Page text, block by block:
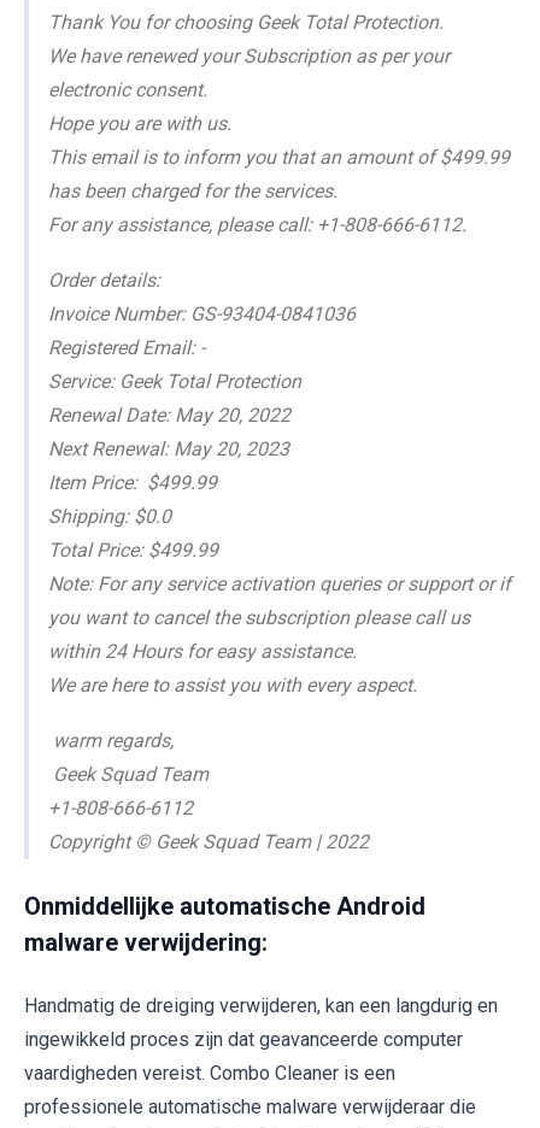
Thank You for choosing Geek Total Protection.
We have renewed your Subscription as per your
electronic consent.
Hope you are with us.
This email is to inform you that an amount of $499.99
has been charged for the services.
For any assistance, please call: +1-808-666-6112.
Order details:
Invoice Number: GS-93404-0841036
Registered Email: -
Service: Geek Total Protection
Renewal Date: May 20, 2022
Next Renewal: May 20, 2023
Item Price: $499.99
Shipping: $0.0
Total Price: $499.99
Note: For any service activation queries or support or if
you want to cancel the subscription please call us
within 24 Hours for easy assistance.
We are here to assist you with every aspect.
warm regards,
Geek Squad Team
+1-808-666-6112
Copyright © Geek Squad Team | 2022
Onmiddellijke automatische Android
malware verwijdering:
Handmatig de dreiging verwijderen, kan een langdurig en
ingewikkeld proces zijn dat geavanceerde computer
vaardigheden vereist. Combo Cleaner is een
professionele automatische malware verwijderaar die